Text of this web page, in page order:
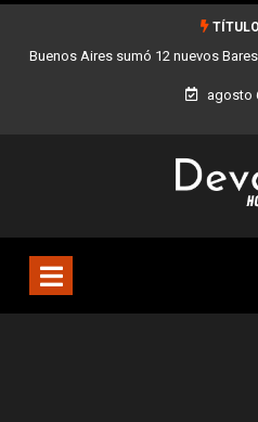
toda la Los stands móviles de la
agosto